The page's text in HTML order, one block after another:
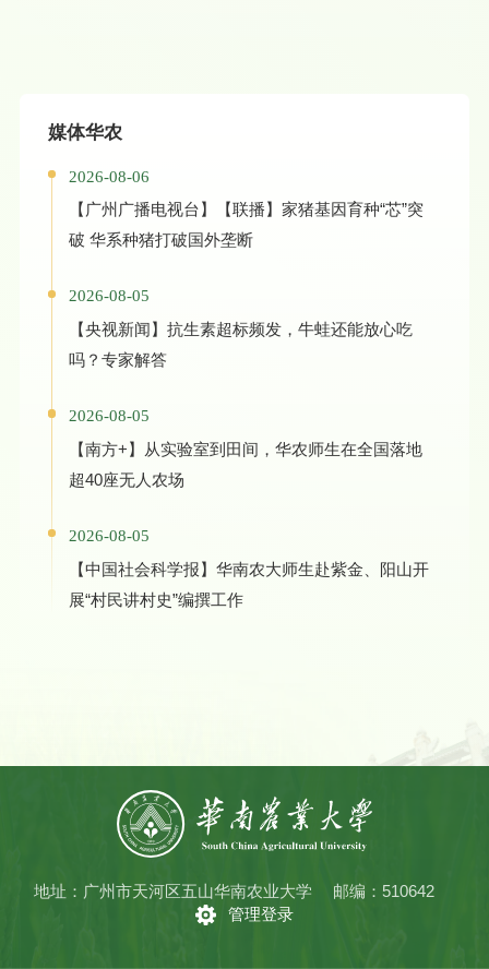
媒体华农
2026-08-06
【广州广播电视台】【联播】家猪基因育种“芯”突
破 华系种猪打破国外垄断
2026-08-05
【央视新闻】抗生素超标频发，牛蛙还能放心吃
吗？专家解答
2026-08-05
【南方+】从实验室到田间，华农师生在全国落地
超40座无人农场
2026-08-05
【中国社会科学报】华南农大师生赴紫金、阳山开
展“村民讲村史”编撰工作
地址：广州市天河区五山华南农业大学
邮编：510642
管理登录